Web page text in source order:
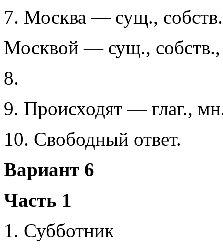
7. Москва — сущ.,
Москвой — сущ.,
8.
9. Происходят — глаг.,
10. Свободный ответ.
Вариант 6
Часть 1
1. Субботник